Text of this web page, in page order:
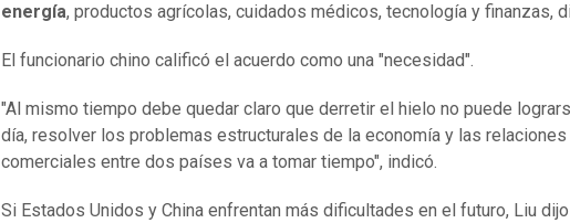
energía, productos agrícolas, cuidados médicos, tecnología y finanzas,
El funcionario chino calificó el acuerdo como una "necesidad".
"Al mismo tiempo debe quedar claro que derretir el hielo no puede
día, resolver los problemas estructurales de la economía y las relaciones
comerciales entre dos países va a tomar tiempo", indicó.
Si Estados Unidos y China enfrentan más dificultades en el futuro, Liu